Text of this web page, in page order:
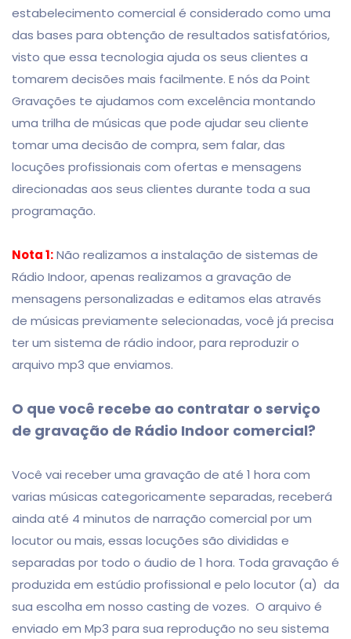
estabelecimento comercial é considerado como uma
das bases para obtenção de resultados satisfatórios,
visto que essa tecnologia ajuda os seus clientes a
tomarem decisões mais facilmente. E nós da Point
Gravações te ajudamos com excelência montando
uma trilha de músicas que pode ajudar seu cliente
tomar uma decisão de compra, sem falar, das
locuções profissionais com ofertas e mensagens
direcionadas aos seus clientes durante toda a sua
programação.
Nota 1:Não realizamos a instalação de sistemas de
Rádio Indoor, apenas realizamos a gravação de
mensagens personalizadas e editamos elas através
de músicas previamente selecionadas, você já precisa
ter um sistema de rádio indoor, para reproduzir o
arquivo mp3 que enviamos.
O que você recebe ao contratar o serviço
de gravação de Rádio Indoor comercial?
Você vai receber uma gravação de até 1 hora com
varias músicas categoricamente separadas, receberá
ainda até 4 minutos de narração comercial por um
locutor ou mais, essas locuções são divididas e
separadas por todo o áudio de 1 hora. Toda gravação é
produzida em estúdio profissional e pelo locutor (a) da
sua escolha em nosso casting de vozes. O arquivo é
enviado em Mp3 para sua reprodução no seu sistema